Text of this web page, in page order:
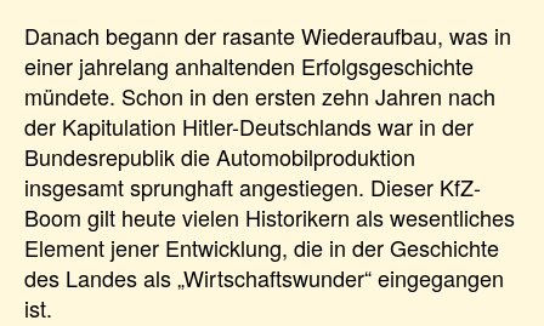
Danach begann der rasante Wiederaufbau, was in
einer jahrelang anhaltenden Erfolgsgeschichte
mündete. Schon in den ersten zehn Jahren nach
der Kapitulation Hitler-Deutschlands war in der
Bundesrepublik die Automobilproduktion
insgesamt sprunghaft angestiegen. Dieser KfZ-
Boom gilt heute vielen Historikern als wesentliches
Element jener Entwicklung, die in der Geschichte
des Landes als „Wirtschaftswunder“ eingegangen
ist.